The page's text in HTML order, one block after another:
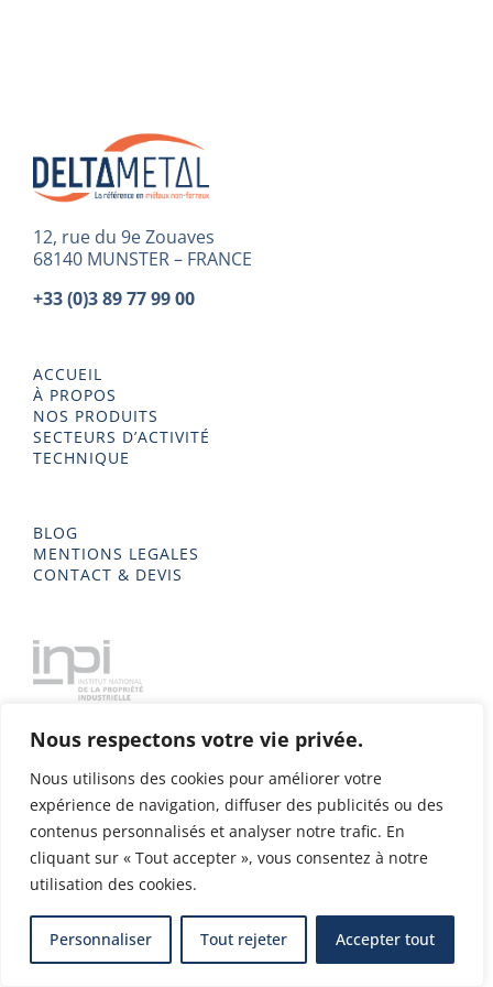
Nous respectons votre vie privée.
Nous utilisons des cookies pour améliorer votre
expérience de navigation, diffuser des publicités ou des
contenus personnalisés et analyser notre trafic. En
cliquant sur « Tout accepter », vous consentez à notre
utilisation des cookies.
Personnaliser Tout rejeter Accepter tout
12, rue du 9e Zouaves
68140 MUNSTER – FRANCE
+33 (0)3 89 77 99 00
ACCUEIL
À PROPOS
NOS PRODUITS
SECTEURS D’ACTIVITÉ
TECHNIQUE
BLOG
MENTIONS LEGALES
CONTACT & DEVIS
Delta Metal 2023 - Tous droits réservés - Conception & Design